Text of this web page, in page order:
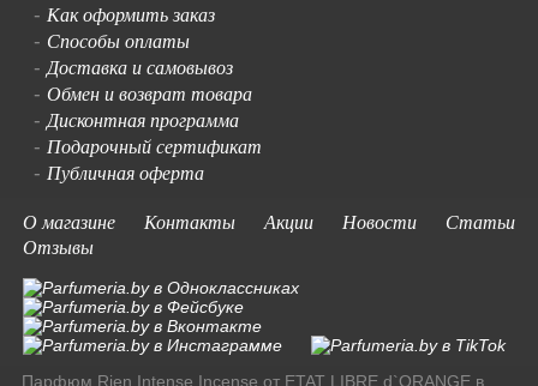
- Как оформить заказ
- Способы оплаты
-Доставка и самовывоз
- Обмен и возврат товара
-Дисконтная программа
- Подарочный сертификат
- Публичная оферта
О магазине
Контакты Акции Новости
Статьи
Отзывы
Парфюм Rien Intense Incense от ETAT LIBRE d`ORANGE в